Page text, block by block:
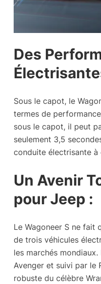
Des
Sous le capot, le
termes de
sous le capot, il peut
seulement 3,5
conduite électrisante à
Un Avenir
pour Jeep :
Le Wagoneer S ne fait
de trois véhicules
les marchés
Avenger et suivi par le
robuste du célèbre